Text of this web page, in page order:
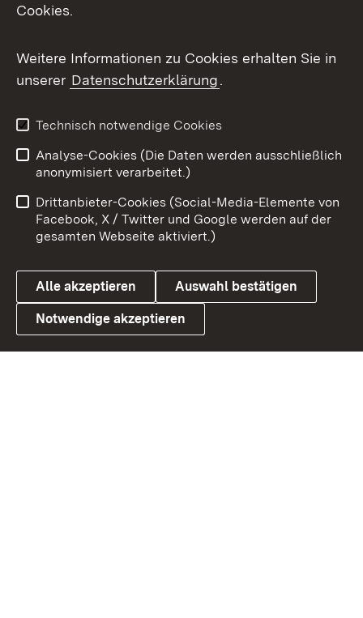
X / Twitter
Youtube
Link zum Landesportal
Impressum
Kontakt
Barrierefreiheit
Datenschutz
Cookies
Cookies.
Weitere Informationen zu Cookies erhalten Sie in
unserer Datenschutzerklärung.
Technisch notwendige Cookies
Analyse-Cookies (Die Daten werden ausschließlich
anonymisiert verarbeitet.)
Drittanbieter-Cookies (Social-Media-Elemente von
Facebook, X / Twitter und Google werden auf der
gesamten Webseite aktiviert.)
Alle akzeptieren Auswahl bestätigen
Notwendige akzeptieren